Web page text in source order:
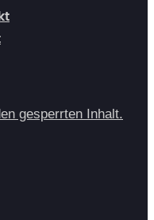
gesperrten Inhalt.